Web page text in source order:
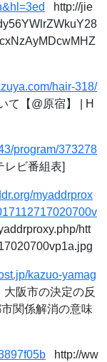
http://jie
hair-318/
て【@原宿】 | H
program/373278
ビ番組表]
myaddrprox
htt
kazuo-yamag
阪市の決定の反
関係解消の意味
http://ww